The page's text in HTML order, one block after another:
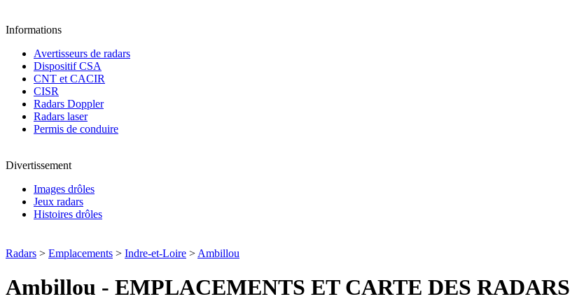
Informations
Avertisseurs de radars
Dispositif CSA
CNT et CACIR
CISR
Radars Doppler
Radars laser
Permis de conduire
Divertissement
Images drôles
Jeux radars
Histoires drôles
Radars > Emplacements > Indre-et-Loire > Ambillou
Ambillou - EMPLACEMENTS ET CARTE DES RADARS